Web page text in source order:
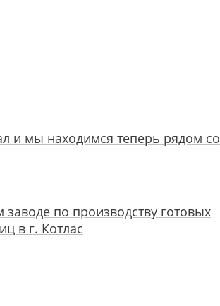
и мы находимся теперь рядом со
по производству готовых
в г. Котлас